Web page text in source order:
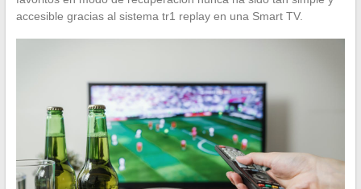
accesible gracias al sistema tr1 replay en una Smart TV.